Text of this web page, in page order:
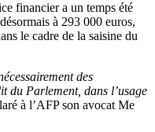
financier a un temps été
à 293 000 euros,
le cadre de la saisine du
des
du Parlement, dans l’usage
à l’AFP son avocat Me